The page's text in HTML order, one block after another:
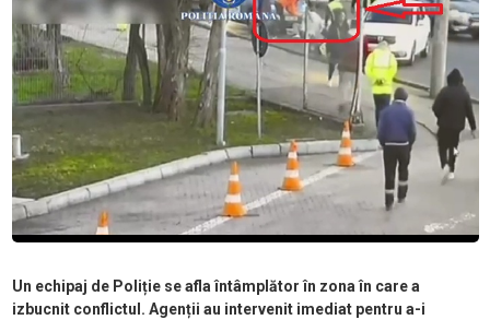
Un echipaj de Poliție se afla întâmplător în zona în care a
izbucnit conflictul. Agenții au intervenit imediat pentru a-i